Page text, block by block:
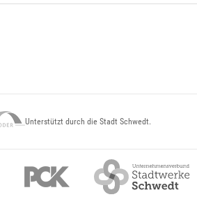
Unterstützt durch die Stadt Schwedt.